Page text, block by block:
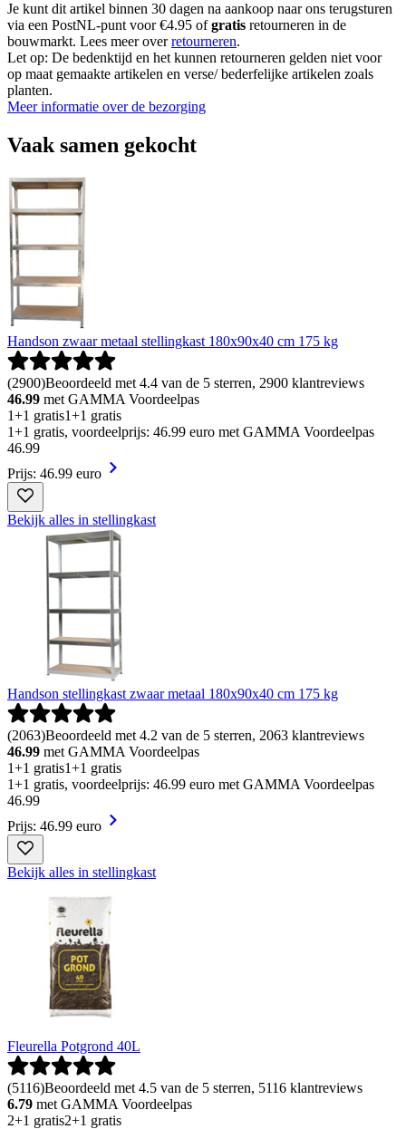
Je kunt dit artikel binnen 30 dagen na aankoop naar ons terugsturen
via een PostNL-punt voor €4.95 ofgratis retourneren in de
bouwmarkt. Lees meer overretourneren.
Let op: De bedenktijd en het kunnen retourneren gelden niet voor
op maat gemaakte artikelen en verse/ bederfelijke artikelen zoals
planten.
Meer informatie over de bezorging
Vaak samen gekocht
Handson zwaar metaal stellingkast 180x90x40 cm 175 kg
(2900)Beoordeeld met 4.4 van de 5 sterren, 2900 klantreviews
46.99 met GAMMA Voordeelpas
1+1 gratis1+1 gratis
1+1 gratis, voordeelprijs: 46.99 euro met GAMMA Voordeelpas
46.99
Prijs: 46.99 euro
Bekijk alles in stellingkast
Handson stellingkast zwaar metaal 180x90x40 cm 175 kg
(2063)Beoordeeld met 4.2 van de 5 sterren, 2063 klantreviews
46.99 met GAMMA Voordeelpas
1+1 gratis1+1 gratis
1+1 gratis, voordeelprijs: 46.99 euro met GAMMA Voordeelpas
46.99
Prijs: 46.99 euro
Bekijk alles in stellingkast
Fleurella Potgrond 40L
(5116)Beoordeeld met 4.5 van de 5 sterren, 5116 klantreviews
6.79 met GAMMA Voordeelpas
2+1 gratis2+1 gratis